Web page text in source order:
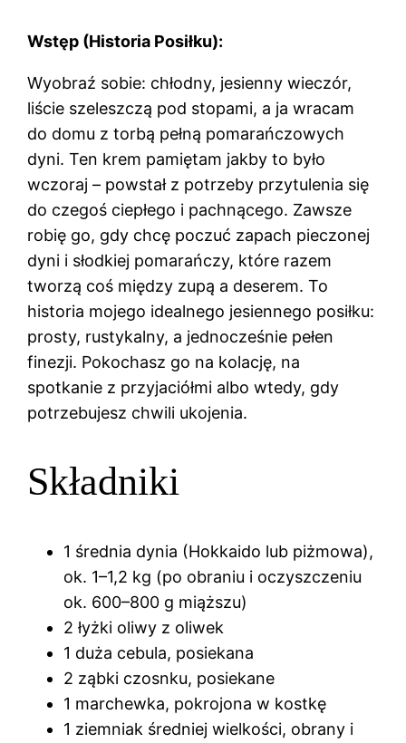
Wstęp (Historia Posiłku):
Wyobraź sobie: chłodny, jesienny wieczór,
liście szeleszczą pod stopami, a ja wracam
do domu z torbą pełną pomarańczowych
dyni. Ten krem pamiętam jakby to było
wczoraj – powstał z potrzeby przytulenia się
do czegoś ciepłego i pachnącego. Zawsze
robię go, gdy chcę poczuć zapach pieczonej
dyni i słodkiej pomarańczy, które razem
tworzą coś między zupą a deserem. To
historia mojego idealnego jesiennego posiłku:
prosty, rustykalny, a jednocześnie pełen
finezji. Pokochasz go na kolację, na
spotkanie z przyjaciółmi albo wtedy, gdy
potrzebujesz chwili ukojenia.
Składniki
1 średnia dynia (Hokkaido lub piżmowa),
ok. 1–1,2 kg (po obraniu i oczyszczeniu
ok. 600–800 g miąższu)
2 łyżki oliwy z oliwek
1 duża cebula, posiekana
2 ząbki czosnku, posiekane
1 marchewka, pokrojona w kostkę
1 ziemniak średniej wielkości, obrany i